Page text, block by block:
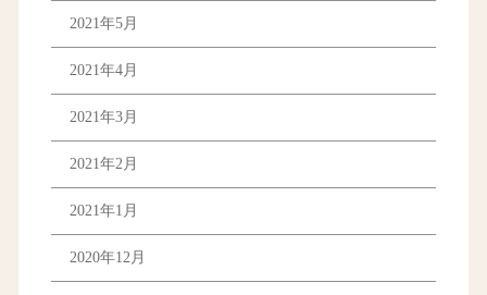
2021年5月
2021年4月
2021年3月
2021年2月
2021年1月
2020年12月